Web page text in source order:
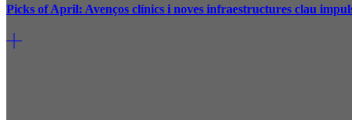
Picks of April: Avenços clínics i noves infraestructures clau